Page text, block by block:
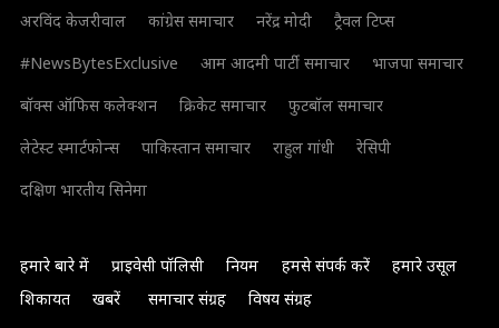
अरविंद केजरीवाल कांग्रेस समाचार नरेंद्र मोदी
ट्रैवल टिप्स
#NewsBytesExclusive
आम आदमी पार्टी समाचार
भाजपा समाचार
बॉक्स ऑफिस कलेक्शन
क्रिकेट समाचार
फुटबॉल समाचार
लेटेस्ट स्मार्टफोन्स
पाकिस्तान समाचार राहुल गांधी
रेसिपी
दक्षिण भारतीय सिनेमा
हमारे बारे में प्राइवेसी पॉलिसी नियम हमसे संपर्क करें
हमारे उसूल
शिकायत
खबरें समाचार संग्रह विषय संग्रह